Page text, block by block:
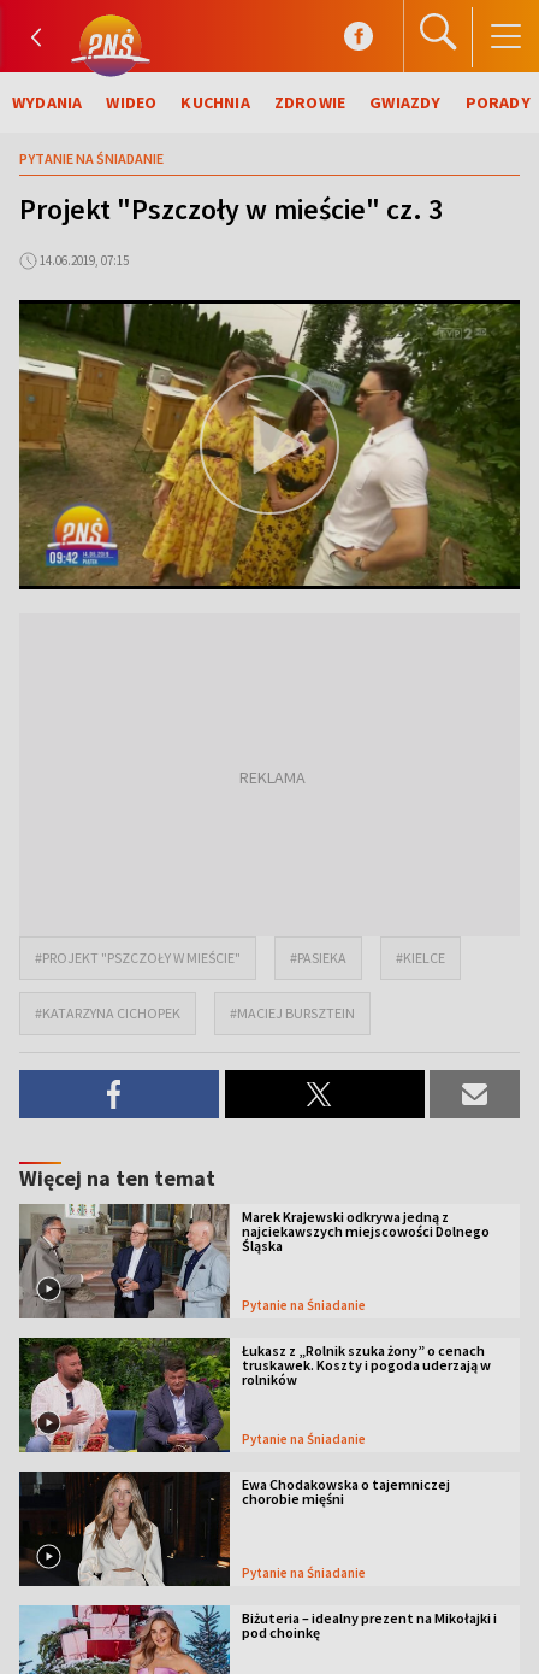
WYDANIA WIDEO KUCHNIA ZDROWIE GWIAZDY PORADY
PYTANIE NA ŚNIADANIE
Projekt "Pszczoły w mieście" cz. 3
14.06.2019, 07:15
#PROJEKT "PSZCZOŁY W MIEŚCIE" #PASIEKA #KIELCE
#KATARZYNA CICHOPEK #MACIEJ BURSZTEIN
Więcej na ten temat
Marek Krajewski odkrywa jedną z
najciekawszych miejscowości Dolnego
Śląska
Pytanie na Śniadanie
Łukasz z „Rolnik szuka żony” o cenach
truskawek. Koszty i pogoda uderzają w
rolników
Pytanie na Śniadanie
Ewa Chodakowska o tajemniczej
chorobie mięśni
Pytanie na Śniadanie
Biżuteria – idealny prezent na Mikołajki i
pod choinkę